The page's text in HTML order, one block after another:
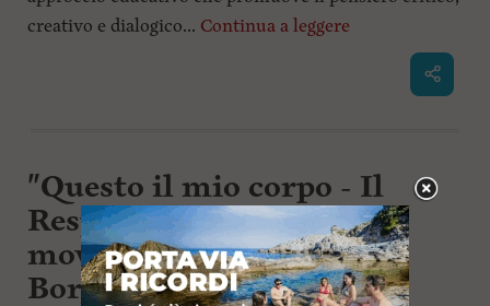
creativo e dialogico... Continua a leggere
"Questo il mio corpo - Il
Respiro e la nascita del
movimento" alle scuole
Borsi